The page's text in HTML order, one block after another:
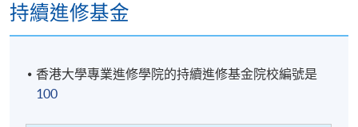
持續進修基金
香港大學專業進修學院的持續進修基金院校編號是
100